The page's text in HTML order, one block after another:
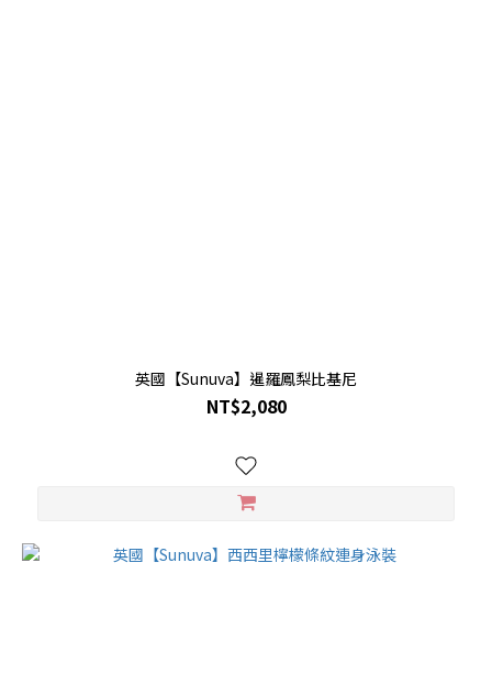
英國【Sunuva】暹羅鳳梨比基尼
NT$2,080